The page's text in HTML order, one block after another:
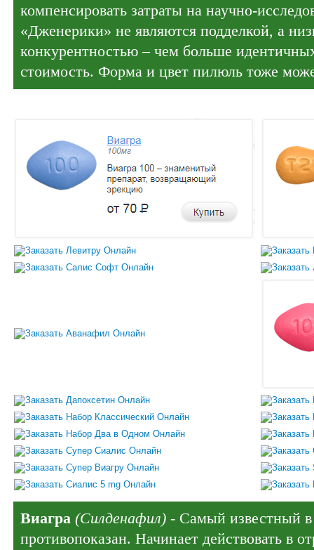
компенсировать затраты на научно-
«Дженерики» не являются подделкой, а
конкурентностью – чем больше
стоимость. Форма и цвет пилюль тоже
Виагра (Силденафил) - Самый известный в
противопоказан. Начинает действовать в